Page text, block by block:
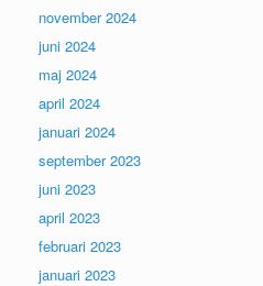
november 2024
juni 2024
maj 2024
april 2024
januari 2024
september 2023
juni 2023
april 2023
februari 2023
januari 2023